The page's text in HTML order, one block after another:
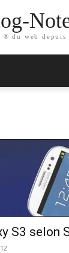
® du web depuis
S3 selon